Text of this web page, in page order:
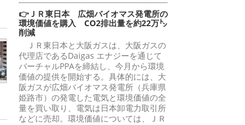
👉ＪＲ東日本 広畑バイオマス発電所の
環境価値を購入 CO2排出量を約22万㌧
削減
ＪＲ東日本と大阪ガスは、大阪ガスの
代理店であるDaigas エナジーを通じて
バーチャルPPAを締結し、今月から環境
価値の提供を開始する。具体的には、大
阪ガスが広畑バイオマス発電所（兵庫県
姫路市）の発電した電気と環境価値の全
量を買い取り、電気は日本卸電力取引所
などに売却。環境価値については、ＪＲ